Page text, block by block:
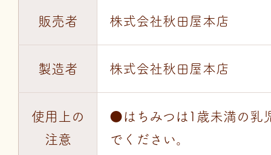
販売者 株式会社秋田屋本店
製造者 株式会社秋田屋本店
使用上の
注意
●はちみつは1歳未満の乳
でください。